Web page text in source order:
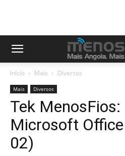
Início Mais Diversos
Mais Diversos
Tek MenosFios:
Microsoft
02)